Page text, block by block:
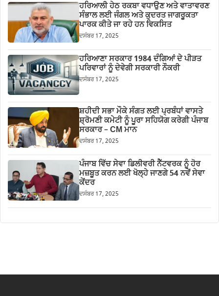
ਹਰਿਆਲੀ ਹੇਠ ਰਕਬਾ ਵਧਾਉਣ ਅਤੇ ਵਾਤਾਵਰਣ
ਸੰਭਾਲ ਲਈ ਜੰਗਲ ਅਤੇ ਕੁਦਰਤ ਜਾਗਰੂਕਤਾ
ਪਾਰਕ ਕੀਤੇ ਜਾ ਰਹੇ ਹਨ ਵਿਕਸਿਤ
ਦਸੰਬਰ 17, 2025
ਹਰਿਆਣਾ ਸਰਕਾਰ 1984 ਦੰਗਿਆਂ ਦੇ ਪੀੜਤ
ਪਰਿਵਾਰਾਂ ਨੂੰ ਦੇਵੇਗੀ ਸਰਕਾਰੀ ਨੌਕਰੀ
ਦਸੰਬਰ 17, 2025
ਸ਼ਹੀਦੀ ਸਭਾ ਮੌਕੇ ਸੰਗਤ ਲਈ ਪ੍ਰਬੰਧਾਂ ਵਾਸਤੇ
ਸ਼੍ਰੋਮਣੀ ਕਮੇਟੀ ਨੂੰ ਪੂਰਾ ਸਹਿਯੋਗ ਕਰੇਗੀ ਪੰਜਾਬ
ਸਰਕਾਰ – CM ਮਾਨ
ਦਸੰਬਰ 17, 2025
ਪੰਜਾਬ ਵਿੱਚ ਸੇਵਾ ਡਿਲੀਵਰੀ ਨੈੱਟਵਰਕ ਨੂੰ ਹੋਰ
ਮਜ਼ਬੂਤ ਕਰਨ ਲਈ ਖੋਲ੍ਹੇ ਜਾਣਗੇ 54 ਨਵੇਂ ਸੇਵਾ
ਕੇਂਦਰ
ਦਸੰਬਰ 17, 2025